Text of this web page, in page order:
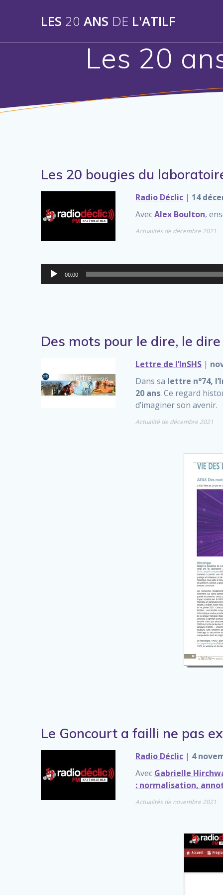
LES 20 ANS DE L'ATILF
Les 20
Les 20 bougies du
Radio Déclic | 14
AvecAlex Boulton,
Actualités de décembre 2021
00:00
Des mots pour le dire, le
Lettre de l’InSHS |
Dans sa lettre n°74,
20 ans. Ce regard
d’imaginer son avenir.
Actualité de décembre 2021
Le Goncourt a failli ne pas
Radio Déclic | 4
Avec Gabrielle
: normalisation,
Actualités de novembre 2021